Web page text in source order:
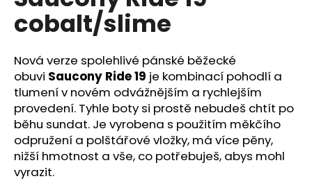
z
hvězdiček.
cobalt/slime
Nová verze spolehlivé pánské běžecké
obuvi Saucony Ride 19 je kombinací pohodlí a
tlumení v novém odvážnějším a rychlejším
provedení. Tyhle boty si prostě nebudeš chtít po
běhu sundat. Je vyrobena s použitím měkčího
odpružení a polštářové vložky, má více pěny,
nižší hmotnost a vše, co potřebuješ, abys mohl
vyrazit.
a
j
í
t
?
HLEDAT